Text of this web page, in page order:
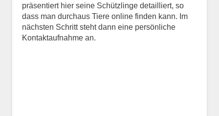
präsentiert hier seine Schützlinge detailliert, so
dass man durchaus Tiere online finden kann. Im
nächsten Schritt steht dann eine persönliche
Kontaktaufnahme an.